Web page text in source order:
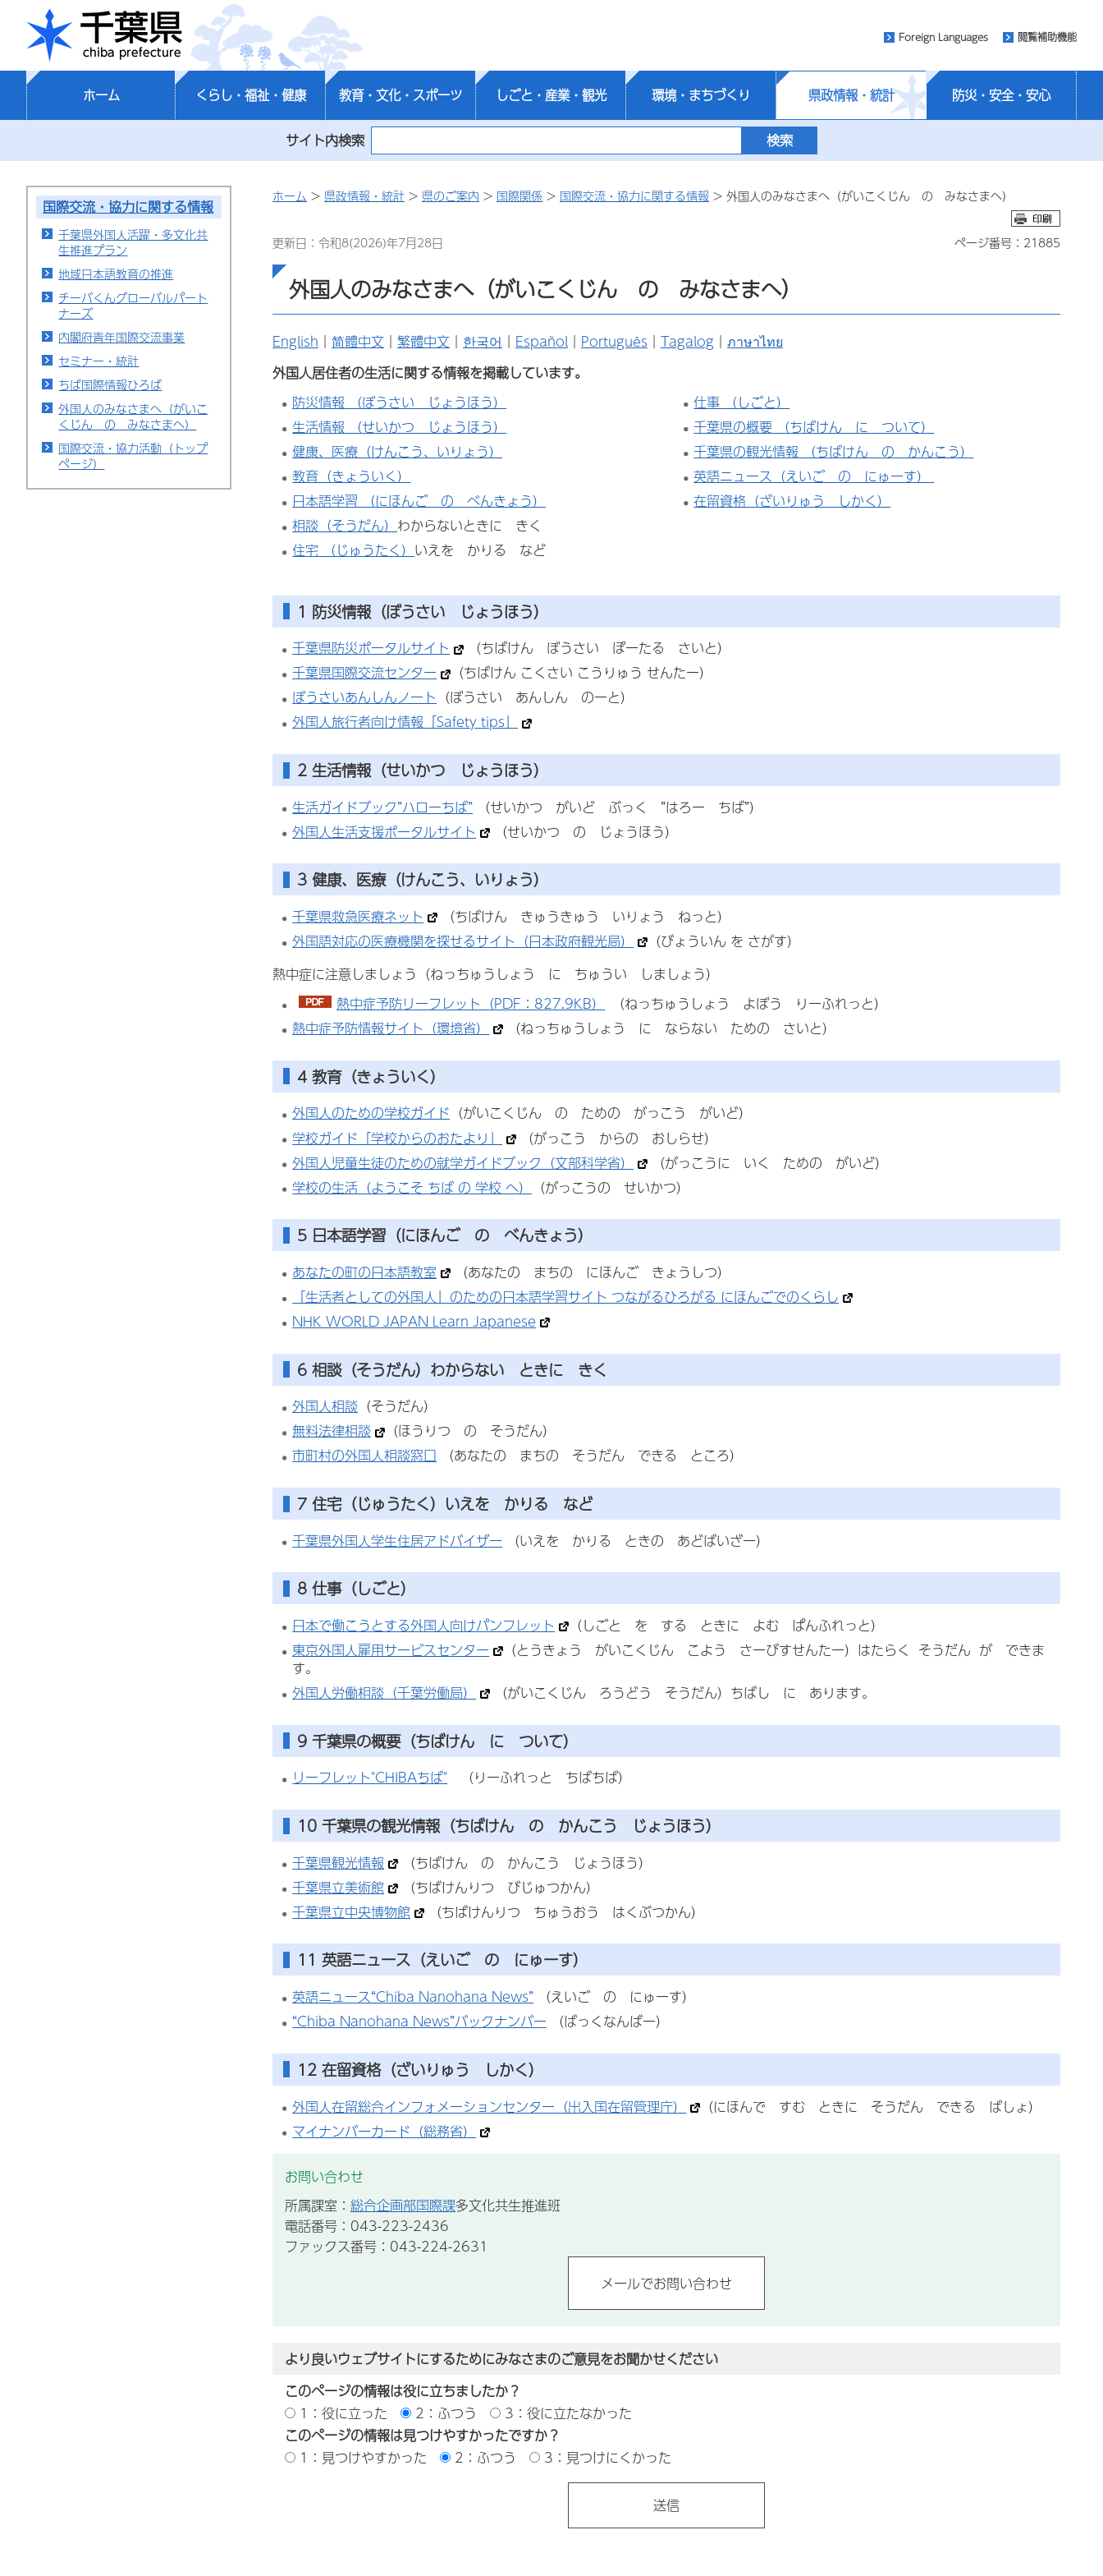
千葉県
Foreign Languages 閲覧補助機能
ホーム くらし・福祉・健康 教育・文化・スポーツ しごと・産業・観光 環境・まちづくり 県政情報・統計 防災・安全・安心
サイト内検索
国際交流・協力に関する情報
千葉県外国人活躍・多文化共
生推進プラン
地域日本語教育の推進
チーバくんグローバルパート
ナーズ
内閣府青年国際交流事業
セミナー・統計
ちば国際情報ひろば
外国人のみなさまへ（がいこ
くじん の みなさまへ）
国際交流・協力活動（トップ
ページ）
ホーム > 県政情報・統計 > 県のご案内 > 国際関係 > 国際交流・協力に関する情報 > 外国人のみなさまへ（がいこくじん の みなさまへ）
更新日：令和8(2026)年7月28日 ページ番号：21885
外国人のみなさまへ（がいこくじん の みなさまへ）
English ｜ 简體中文 ｜ 繁體中文 ｜ 한국어 ｜ Español ｜ Português ｜ Tagalog ｜ ภาษาไทย
外国人居住者の生活に関する情報を掲載しています。
防災情報 （ぼうさい じょうほう）
生活情報 （せいかつ じょうほう）
健康、医療（けんこう、いりょう）
教育（きょういく）
日本語学習 （にほんご の べんきょう）
相談（そうだん） わからないときに きく
住宅 （じゅうたく） いえを かりる など
仕事 （しごと）
千葉県の概要 （ちばけん に ついて）
千葉県の観光情報 （ちばけん の かんこう）
英語ニュース（えいご の にゅーす）
在留資格（ざいりゅう しかく）
1 防災情報（ぼうさい じょうほう）
千葉県防災ポータルサイト
（ちばけん ぼうさい ぽーたる さいと）
千葉県国際交流センター
（ちばけん こくさい こうりゅう せんたー）
ぼうさいあんしんノート （ぼうさい あんしん のーと）
外国人旅行者向け情報「Safety tips」
2 生活情報（せいかつ じょうほう）
生活ガイドブック”ハローちば” （せいかつ がいど ぶっく ”はろー ちば”）
外国人生活支援ポータルサイト
（せいかつ の じょうほう）
3 健康、医療（けんこう、いりょう）
千葉県救急医療ネット
（ちばけん きゅうきゅう いりょう ねっと）
外国語対応の医療機関を探せるサイト（日本政府観光局）
（びょういん を さがす）
熱中症に注意しましょう（ねっちゅうしょう に ちゅうい しましょう）
熱中症予防リーフレット（PDF：827.9KB）
（ねっちゅうしょう よぼう りーふれっと）
熱中症予防情報サイト（環境省）
（ねっちゅうしょう に ならない ための さいと）
4 教育（きょういく）
外国人のための学校ガイド （がいこくじん の ための がっこう がいど）
学校ガイド「学校からのおたより」
（がっこう からの おしらせ）
外国人児童生徒のための就学ガイドブック（文部科学省）
（がっこうに いく ための がいど）
学校の生活（ようこそ ちば の 学校 へ）
（がっこうの せいかつ）
5 日本語学習 （にほんご の べんきょう）
あなたの町の日本語教室
（あなたの まちの にほんご きょうしつ）
「生活者としての外国人」のための日本語学習サイト つながるひろがる にほんごでのくらし
NHK WORLD JAPAN Learn Japanese
6 相談（そうだん）わからない ときに きく
外国人相談 （そうだん）
無料法律相談
（ほうりつ の そうだん）
市町村の外国人相談窓口 （あなたの まちの そうだん できる ところ）
7 住宅（じゅうたく）いえを かりる など
千葉県外国人学生住居アドバイザー （いえを かりる ときの あどばいざー）
8 仕事（しごと）
日本で働こうとする外国人向けパンフレット
（しごと を する ときに よむ ぱんふれっと）
東京外国人雇用サービスセンター
（とうきょう がいこくじん こよう さーびすせんたー）はたらく そうだん が できま
す。
外国人労働相談（千葉労働局）
（がいこくじん ろうどう そうだん）ちばし に あります。
9 千葉県の概要（ちばけん に ついて）
リーフレット"CHIBAちば" （りーふれっと ちばちば）
10 千葉県の観光情報（ちばけん の かんこう じょうほう）
千葉県観光情報
（ちばけん の かんこう じょうほう）
千葉県立美術館
（ちばけんりつ びじゅつかん）
千葉県立中央博物館
（ちばけんりつ ちゅうおう はくぶつかん）
11 英語ニュース（えいご の にゅーす）
英語ニュース“Chiba Nanohana News” （えいご の にゅーす）
“Chiba Nanohana News”バックナンバー （ばっくなんばー）
12 在留資格（ざいりゅう しかく）
外国人在留総合インフォメーションセンター（出入国在留管理庁）
（にほんで すむ ときに そうだん できる ばしょ）
マイナンバーカード（総務省）
お問い合わせ
所属課室： 総合企画部国際課多文化共生推進班
電話番号：043-223-2436
ファックス番号：043-224-2631
より良いウェブサイトにするためにみなさまのご意見をお聞かせください
このページの情報は役に立ちましたか？
1：役に立った
2：ふつう
3：役に立たなかった
このページの情報は見つけやすかったですか？
1：見つけやすかった
2：ふつう 3：見つけにくかった